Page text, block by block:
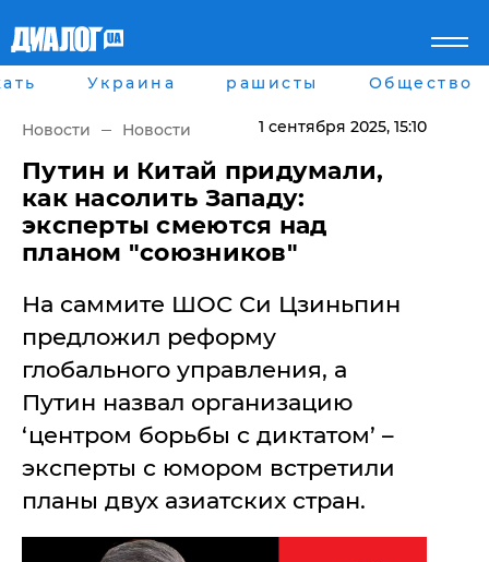
Главная
рассея
Мир
Беларусь
Военное обозрение
Наука и Техника
Экономика
Блоги
Шоу-биз
Здоровье
Спорт
Культура
Города
Харьков
Днепр
Львов
Одесса
Крыму
"ДНР"
Оккупация Крыма
Помощь проекту
Стиль Диалога
Украина рашисты Общество
Новости Новости 1 сентября 2025, 15:10
Путин и Китай придумали,
как насолить Западу:
эксперты смеются над
планом "союзников"
На саммите ШОС Си Цзиньпин
предложил реформу
глобального управления, а
Путин назвал организацию
‘центром борьбы с диктатом’ –
эксперты с юмором встретили
планы двух азиатских стран.